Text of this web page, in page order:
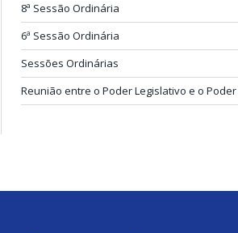
8ª Sessão Ordinária
6ª Sessão Ordinária
Sessões Ordinárias
Reunião entre o Poder Legislativo e o